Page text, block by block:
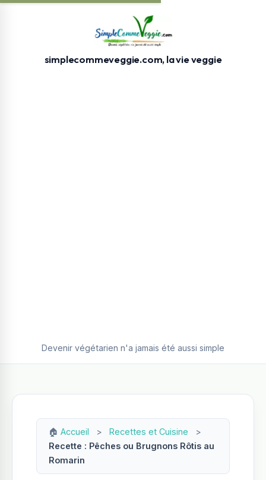
simplecommeveggie.com, la vie veggie
Devenir végétarien n'a jamais été aussi simple
🏠 Accueil > Recettes et Cuisine
>
Recette : Pêches ou Brugnons Rôtis au
Romarin